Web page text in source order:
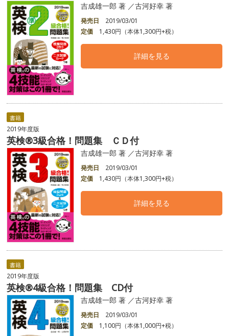
吉成雄一郎 著 ／古河好幸 著
発売日
2019/03/01
定価
1,430円（本体1,300円+税）
詳細を見る
書籍
2019年度版
英検®3級合格！問題集 ＣＤ付
吉成雄一郎 著 ／古河好幸 著
発売日
2019/03/01
定価
1,430円（本体1,300円+税）
詳細を見る
書籍
2019年度版
英検®4級合格！問題集 CD付
吉成雄一郎 著 ／古河好幸 著
発売日
2019/03/01
定価
1,100円（本体1,000円+税）